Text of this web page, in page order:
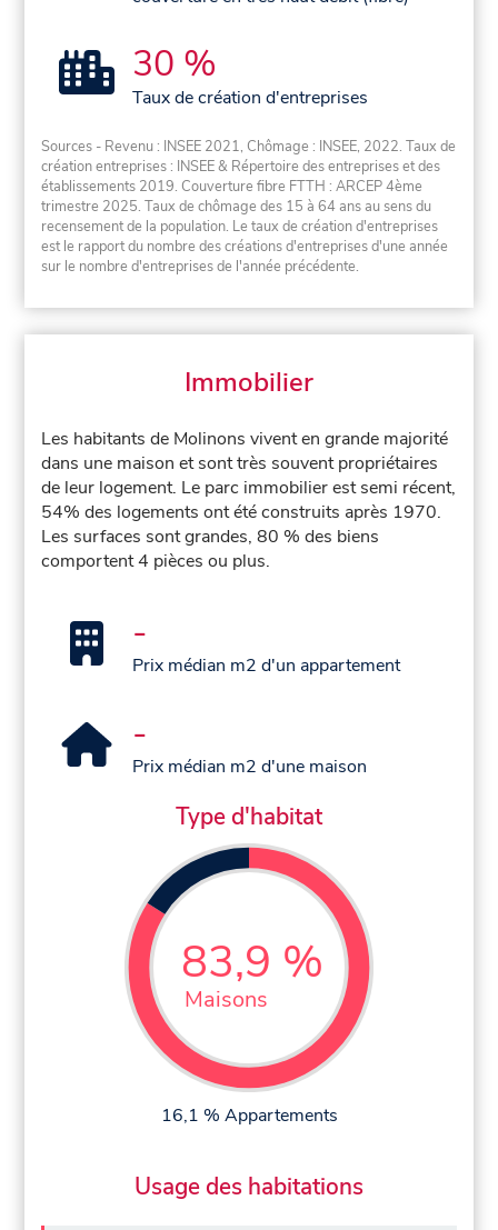
30 %
Taux de création d'entreprises
Sources - Revenu : INSEE 2021, Chômage : INSEE, 2022. Taux de
création entreprises : INSEE & Répertoire des entreprises et des
établissements 2019. Couverture fibre FTTH : ARCEP 4ème
trimestre 2025. Taux de chômage des 15 à 64 ans au sens du
recensement de la population. Le taux de création d'entreprises
est le rapport du nombre des créations d'entreprises d'une année
sur le nombre d'entreprises de l'année précédente.
Immobilier
Les habitants de Molinons vivent en grande majorité
dans une maison et sont très souvent propriétaires
de leur logement. Le parc immobilier est semi récent,
54% des logements ont été construits après 1970.
Les surfaces sont grandes, 80 % des biens
comportent 4 pièces ou plus.
-
Prix médian m2 d'un appartement
-
Prix médian m2 d'une maison
Type d'habitat
83,9 %
Maisons
16,1 % Appartements
Usage des habitations